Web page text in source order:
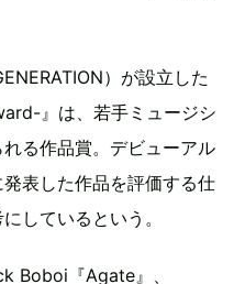
）が設立した
』は、若手ミュージシ
る作品賞。デビューアル
表した作品を評価する仕
しているという。
Boboi『Agate』、